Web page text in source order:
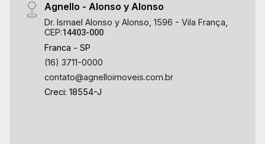
Agnello - Alonso y Alonso
Dr. Ismael Alonso y Alonso, 1596 - Vila França,
CEP:14403-000
Franca - SP
(16) 3711-0000
contato@agnelloimoveis.com.br
Creci: 18554-J